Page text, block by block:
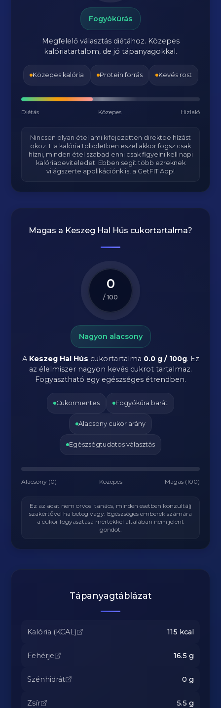
Fogyókúrás
Megfelelő választás diétához. Közepes
kalóriatartalom, de jó tápanyagokkal.
Közepes kalória Protein forrás Kevés rost
Diétás Közepes Hizlaló
Nincsen olyan étel ami kifejezetten direktbe hízást
okoz. Ha kalória többletben eszel akkor fogsz csak
hízni, minden étel szabad enni csak figyelni kell napi
kalóriabeviteledet. Ebben segít több ezreknek
világszerte applikációnk is, a GetFIT App!
Magas a Keszeg Hal Hús cukortartalma?
0
/ 100
Nagyon alacsony
A Keszeg Hal Hús cukortartalma 0.0 g / 100g. Ez
az élelmiszer nagyon kevés cukrot tartalmaz.
Fogyasztható egy egészséges étrendben.
Cukormentes Fogyókúra barát
Alacsony cukor arány
Egészségtudatos választás
Alacsony (0) Közepes Magas (100)
Ez az adat nem orvosi tanács, minden esetben konzultálj
szakértővel ha beteg vagy. Egészséges emberek számára
a cukor fogyasztása mértékkel általában nem jelent
gondot.
Tápanyagtáblázat
Kalória (KCAL) 115 kcal
Fehérje 16.5 g
Szénhidrát 0 g
Zsír 5.5 g